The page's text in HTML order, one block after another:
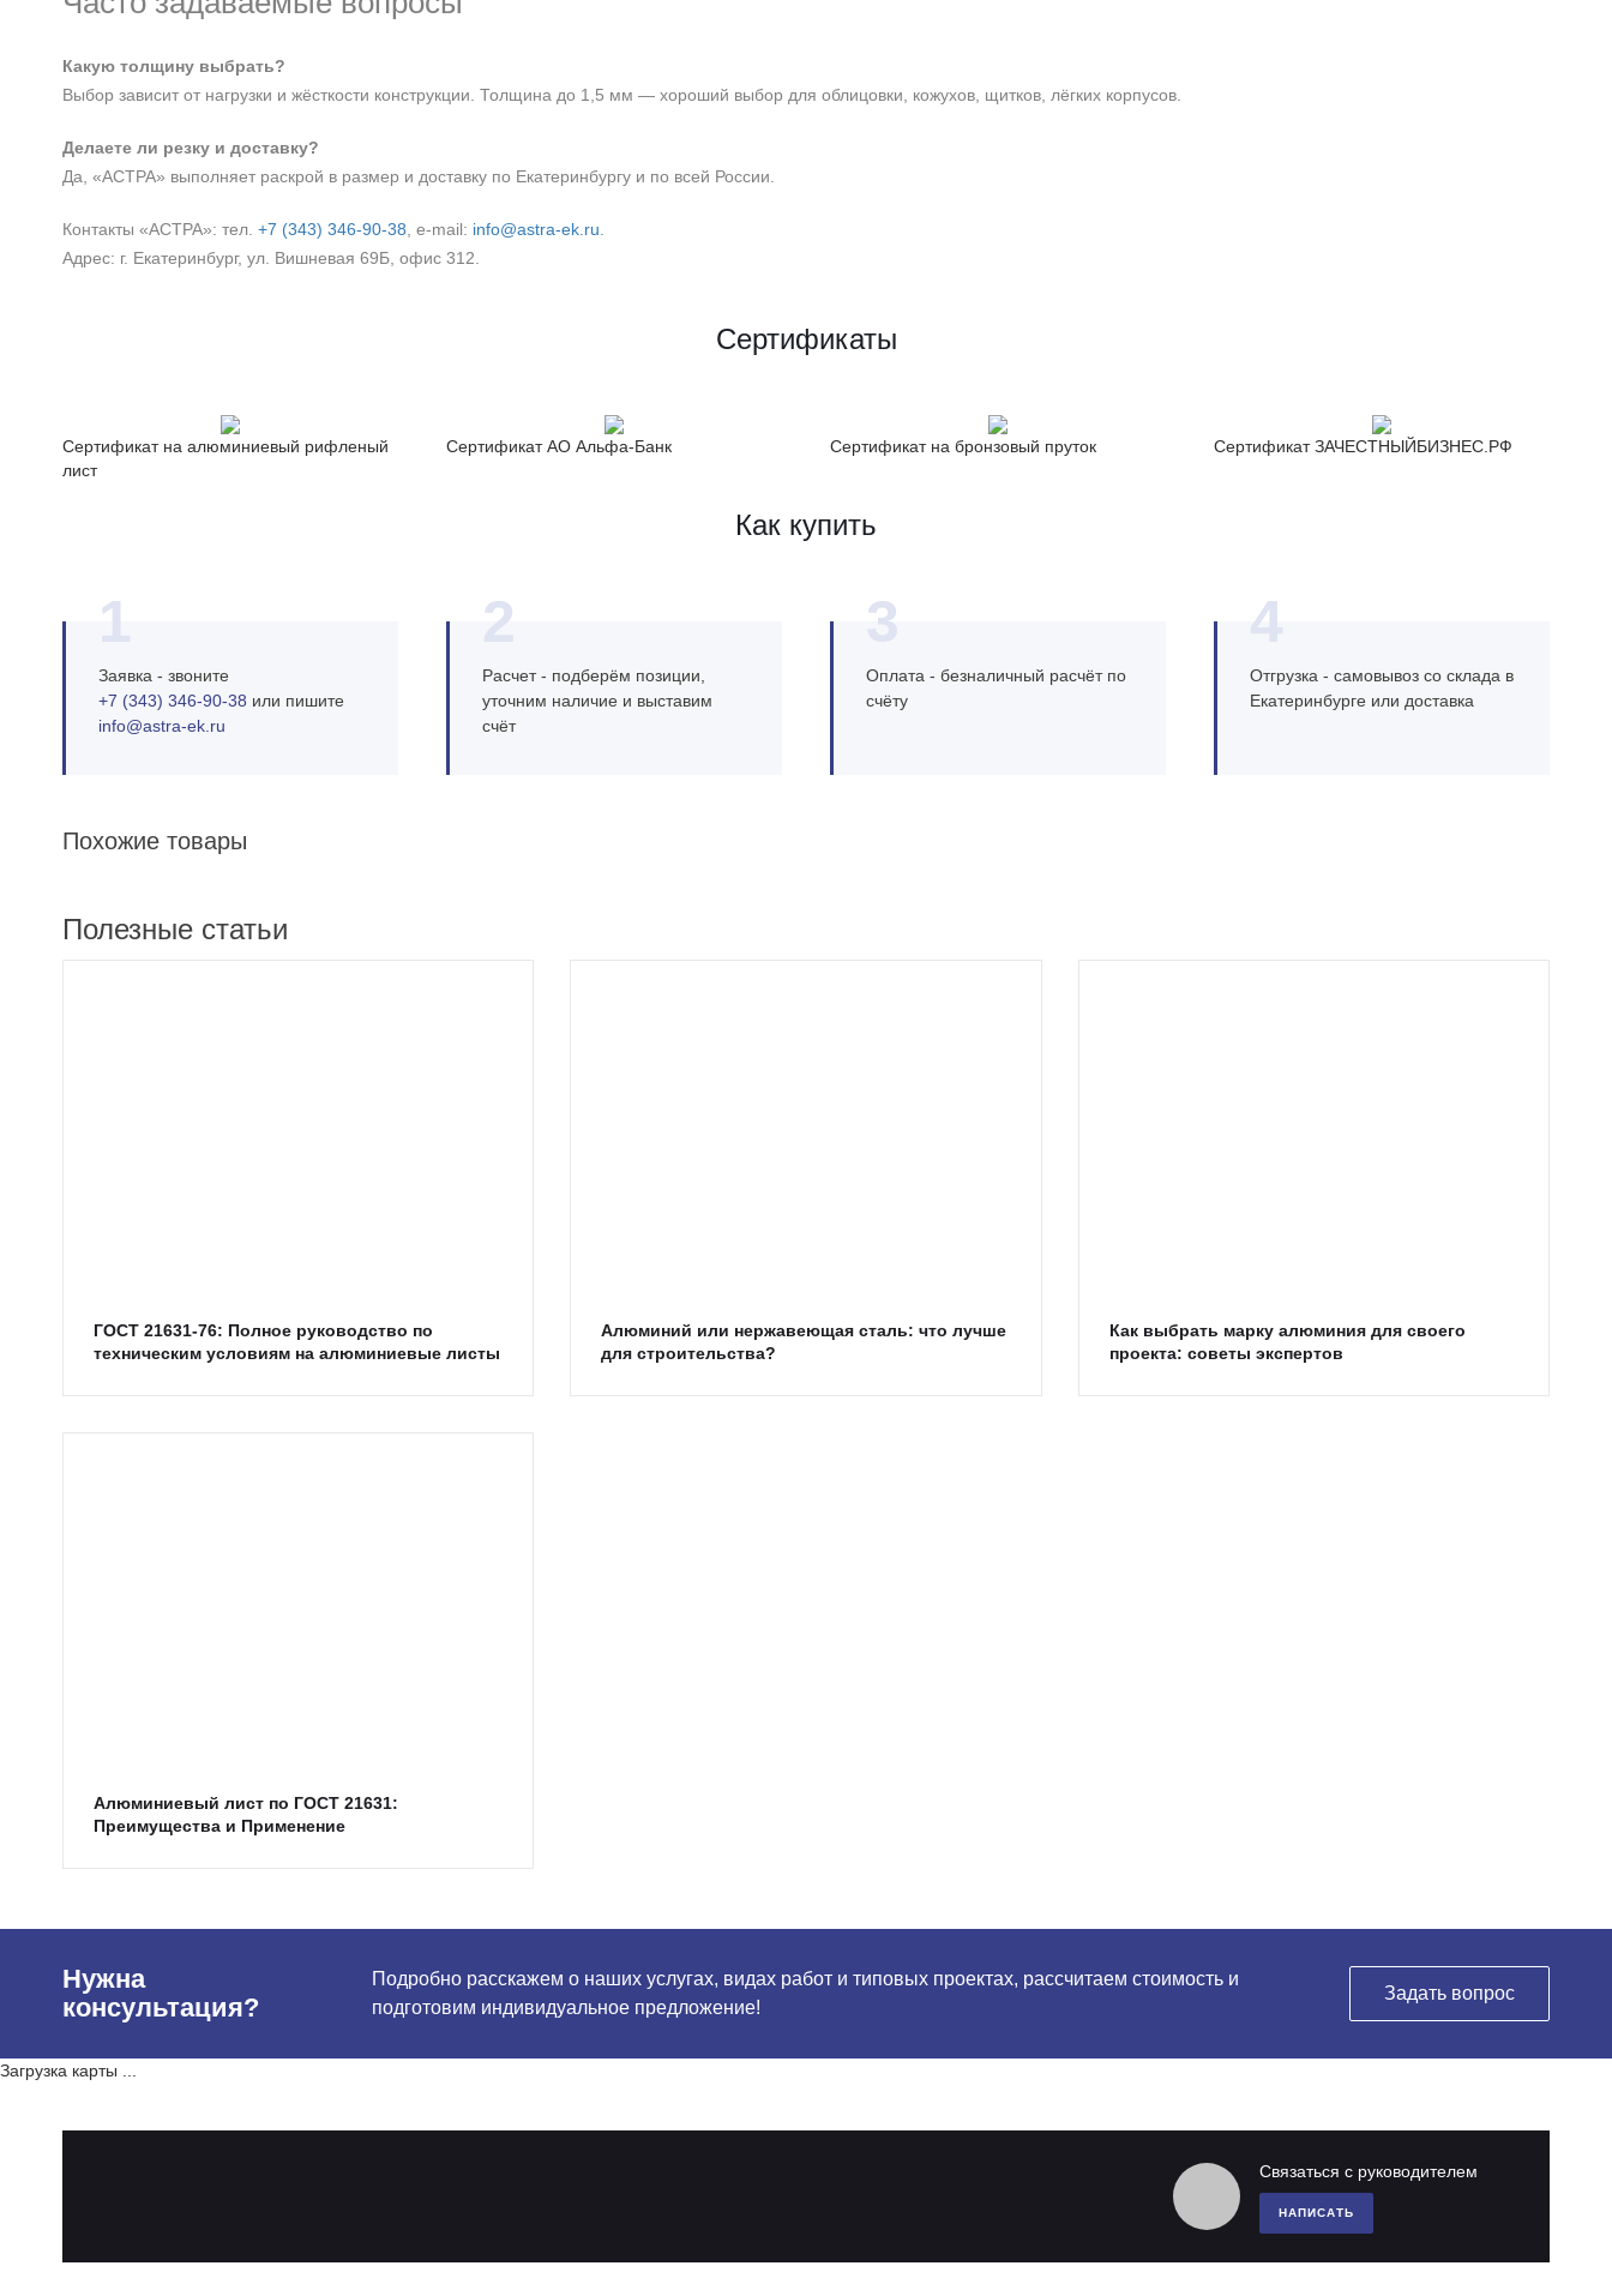
Какую толщину выбрать?
Выбор зависит от нагрузки и жёсткости конструкции. Толщина до 1,5 мм — хороший выбор для облицовки, кожухов, щитков, лёгких корпусов.
Делаете ли резку и доставку?
Да, «АСТРА» выполняет раскрой в размер и доставку по Екатеринбургу и по всей России.
Контакты «АСТРА»: тел. +7 (343) 346‑90‑38 , e‑mail: info@astra-ek.ru
Адрес: г. Екатеринбург, ул. Вишневая 69Б, офис 312.
Сертификаты
Сертификат на алюминиевый рифленый
лист
Сертификат АО Альфа-Банк Сертификат на бронзовый пруток Сертификат ЗАЧЕСТНЫЙБИЗНЕС.РФ
Как купить
1
Заявка - звоните
+7 (343) 346‑90‑38 или пишите
info@astra‑ek.ru
2
Расчет - подберём позиции,
уточним наличие и выставим
счёт
3
Оплата - безналичный расчёт по
счёту
4
Отгрузка - самовывоз со склада в
Екатеринбурге или доставка
Похожие товары
Полезные статьи
ГОСТ 21631-76: Полное руководство по
техническим условиям на алюминиевые листы
Алюминий или нержавеющая сталь: что лучше
для строительства?
Как выбрать марку алюминия для своего
проекта: советы экспертов
Алюминиевый лист по ГОСТ 21631:
Преимущества и Применение
Нужна
консультация?
Подробно расскажем о наших услугах, видах работ и типовых проектах, рассчитаем стоимость и
подготовим индивидуальное предложение!
Задать вопрос
Связаться с руководителем
НАПИСАТЬ
Загрузка карты ...